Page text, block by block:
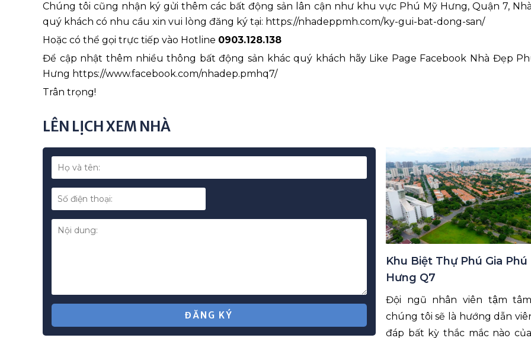
Chúng tôi cũng nhận ký gửi thêm các bất động sản lân cận như khu vực Phú Mỹ Hưng, Quận 7,
quý khách có nhu cầu xin vui lòng đăng ký tại: https://nhadeppmh.com/ky-gui-bat-dong-san/
Hoặc có thể gọi trực tiếp vào Hotline 0903.128.138
Để cập nhật thêm nhiều thông bất động sản khác quý khách hãy Like Page Facebook Nhà Đẹp
Hưng https://www.facebook.com/nhadep.pmhq7/
Trân trọng!
LÊN LỊCH XEM NHÀ
ĐĂNG KÝ
Khu Biệt Thự Phú Gia Phú
Hưng Q7
Đội ngũ nhân viên tậm
chúng tôi sẽ là hướng dẫn
đáp bất kỳ thắc mắc nào